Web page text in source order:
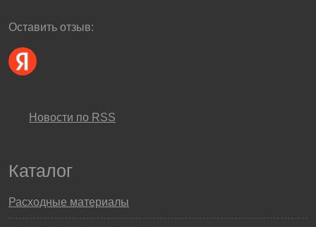
Оставить отзыв:
Новости по RSS
Каталог
Расходные материалы